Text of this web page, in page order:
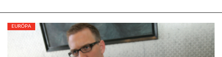
HÍR3D
TROPICALMAGAZIN
EURÓPA